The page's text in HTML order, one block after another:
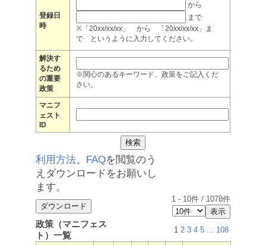
登録日
時
から
まで
※「20xx/xx/xx」 から 「20xx/xx/xx」ま
で というように入力してください。
解決す
るため
の重要
政策
※関心のあるキーワード、政策をご記入くだ
さい。
マニフ
ェスト
ID
利用方法、 FAQを閲覧のう
えダウンロードをお願いし
ます。
1 - 10件 / 1078件
政策（マニフェス
ト）一覧
1 2 3 4 5 ... 108